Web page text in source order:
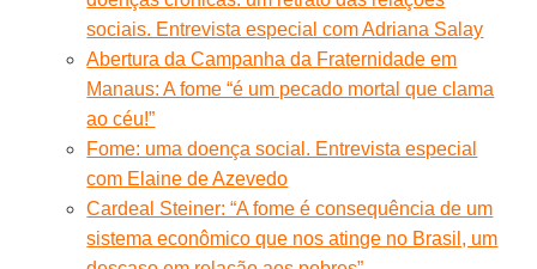
sociais. Entrevista especial com Adriana Salay
Abertura da Campanha da Fraternidade em
Manaus: A fome “é um pecado mortal que clama
ao céu!”
Fome: uma doença social. Entrevista especial
com Elaine de Azevedo
Cardeal Steiner: “A fome é consequência de um
sistema econômico que nos atinge no Brasil, um